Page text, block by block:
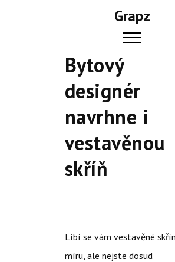
Grapz
Bytový
designér
navrhne i
vestavěnou
skříň
Líbí se vám vestavěné
míru, ale nejste dosud